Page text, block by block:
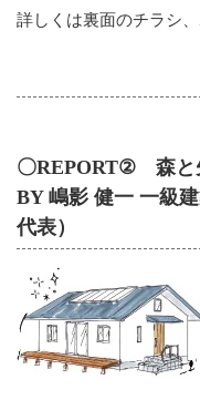
詳しくは裏面のチラシ
〇REPORT② 森
BY 嶋影 健一 一級
代表）